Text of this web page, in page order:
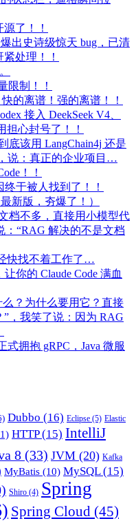
了！！
出史诗级惊天 bug，已清
处理！！
限制！！
的离谱！强的离谱！！
接入 DeekSeek V4、
担心封号了！！
底该用 LangChain4j 还是
说：真正的企业项目…
！！
于被人找到了！！
新版，夯爆了！）
档不多，直接用小模型代
：“RAG 解决的不是文档
快找不着工作了…
你的 Claude Code 满血
？为什么要用它？直接
，我笑了说：因为 RAG
式拥抱 gRPC，Java 微服
Dubbo (16) Eclipse (5) Elastic
HTTP(15) IntelliJ
8 (33) JVM (20) Kafka
MyBatis (10) MySQL(15)
Shiro (4) Spring
Spring Cloud (45)